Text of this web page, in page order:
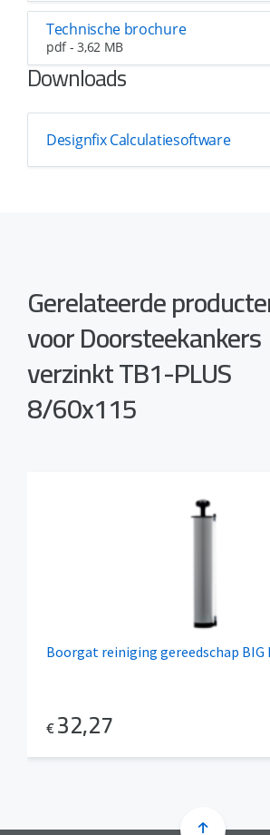
Technische brochure
pdf - 3,62 MB
Downloads
Designfix Calculatiesoftware
Gerelateerde
voor Doorsteekankers
verzinkt TB1-PLUS
8/60x115
Boorgat reiniging gereedschap BIG
€ 32,27